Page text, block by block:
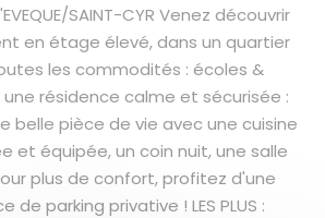
SAINT-CYR Venez découvrir
en étage élevé, dans un quartier
les commodités : écoles &
résidence calme et sécurisée :
belle pièce de vie avec une cuisine
et équipée, un coin nuit, une salle
plus de confort, profitez d'une
parking privative ! LES PLUS :